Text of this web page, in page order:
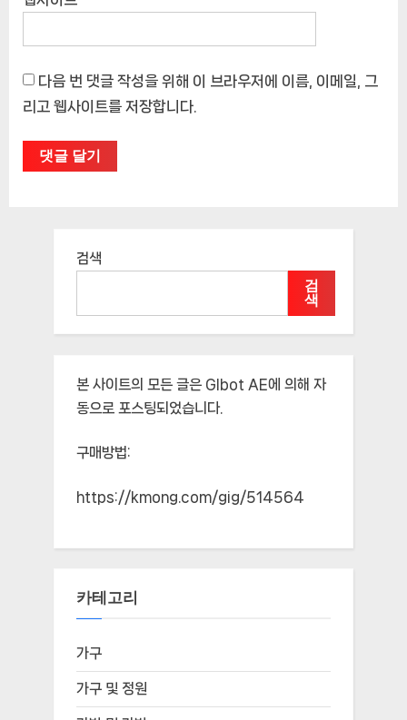
다음 번 댓글 작성을 위해 이 브라우저에 이름, 이메일, 그
리고 웹사이트를 저장합니다.
검색
검
색
본 사이트의 모든 글은 Glbot AE에 의해 자
동으로 포스팅되었습니다.
구매방법:
https://kmong.com/gig/514564
카테고리
가구
가구 및 정원